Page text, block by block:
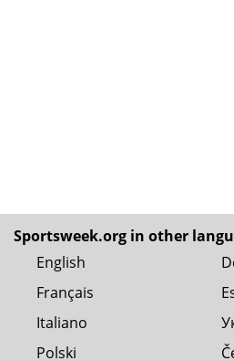
Sportsweek.org in other
English
Français
Italiano
Polski